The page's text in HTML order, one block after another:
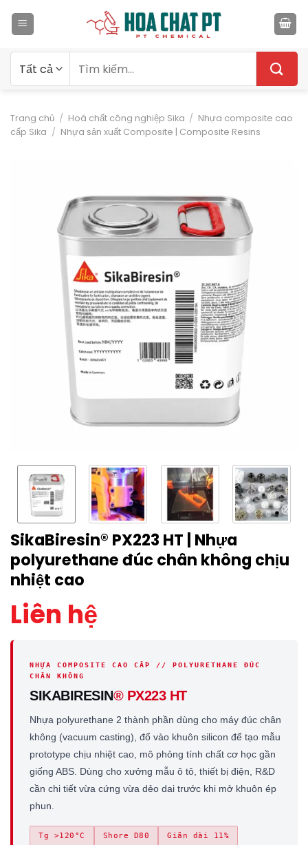
qua
kiếm:
Trang chủ / Hoá chất công nghiệp Sika / Nhựa composite cao
cấp Sika / Nhựa sản xuất Composite | Composite Resins
SikaBiresin® PX223 HT | Nhựa
polyurethane đúc chân không chịu
nhiệt cao
Liên hệ
NHỰA COMPOSITE CAO CẤP // POLYURETHANE ĐÚC
CHÂN KHÔNG
SIKABIRESIN® PX223 HT
Nhựa polyurethane 2 thành phần dùng cho máy đúc chân
không (vacuum casting), đổ vào khuôn silicon để tạo mẫu
prototype chịu nhiệt cao, mô phỏng tính chất cơ học gần
giống ABS. Dùng cho xưởng mẫu ô tô, thiết bị điện, R&D
cần chi tiết vừa cứng vừa dẻo dai trước khi mở khuôn ép
phun.
Tg >120°C Shore D80 Giãn dài 11%